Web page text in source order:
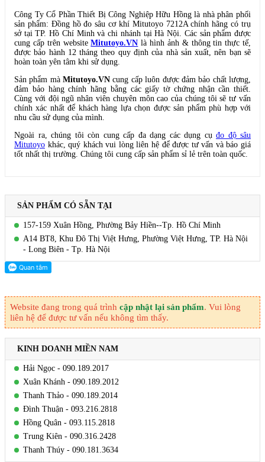
Công Ty Cổ Phần Thiết Bị Công Nghiệp Hữu Hồng là nhà phân phối
sản phẩm: Đồng hồ đo sâu cơ khí Mitutoyo 7212A chính hãng có trụ
sở tại TP. Hồ Chí Minh và chi nhánh tại Hà Nội. Các sản phẩm được
cung cấp trên websiteMitutoyo.VN là hình ảnh & thông tin thực tế,
được bảo hành 12 tháng theo quy định của nhà sản xuất, nên bạn sẽ
hoàn toàn yên tâm khi sử dụng.
Sản phẩm màMitutoyo.VN cung cấp luôn được đảm bảo chất lượng,
đảm bảo hàng chính hãng bằng các giấy tờ chứng nhận cần thiết.
Cùng với đội ngũ nhân viên chuyên môn cao của chúng tôi sẽ tư vấn
chính xác nhất để khách hàng lựa chọn được sản phẩm phù hợp với
nhu cầu sử dụng của mình.
Ngoài ra, chúng tôi còn cung cấp đa dạng các dụng cụ đo độ sâu
Mitutoyo khác, quý khách vui lòng liên hệ để được tư vấn và báo giá
tốt nhất thị trường. Chúng tôi cung cấp sản phẩm sỉ lẻ trên toàn quốc.
SẢN PHẨM CÓ SẴN TẠI
157-159 Xuân Hồng, Phường Bảy Hiền--Tp. Hồ Chí Minh
A14 BT8, Khu Đô Thị Việt Hưng, Phường Việt Hưng, TP. Hà Nội
- Long Biên - Tp. Hà Nội
Website đang trong quá trình cập nhật lại sản phẩm. Vui lòng
liên hệ để được tư vấn nếu không tìm thấy.
KINH DOANH MIỀN NAM
Hải Ngọc - 090.189.2017
Xuân Khánh - 090.189.2012
Thanh Thảo - 090.189.2014
Đình Thuận - 093.216.2818
Hồng Quân - 093.115.2818
Trung Kiên - 090.316.2428
Thanh Thúy - 090.181.3634